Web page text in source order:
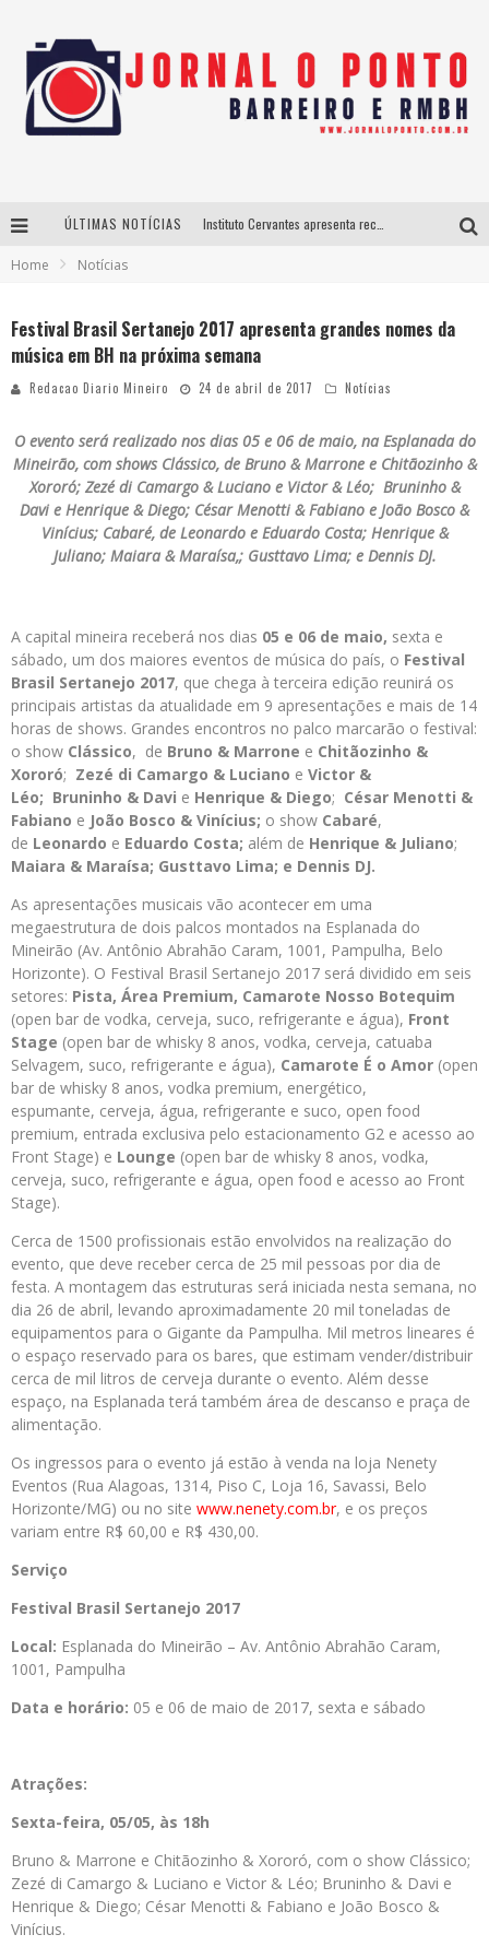
ÚLTIMAS NOTÍCIAS
Home Notícias
Festival Brasil Sertanejo 2017 apresenta grandes nomes da
música em BH na próxima semana
Redacao Diario Mineiro 24 de abril de 2017 Notícias
O evento será realizado nos dias 05 e 06 de maio, na Esplanada do
Mineirão, com shows Clássico, de Bruno & Marrone e Chitãozinho &
Xororó; Zezé di Camargo & Luciano e Victor & Léo; Bruninho &
Davi e Henrique & Diego; César Menotti & Fabiano e João Bosco &
Vinícius; Cabaré, de Leonardo e Eduardo Costa; Henrique &
Juliano; Maiara & Maraísa,; Gusttavo Lima; e Dennis DJ.
A capital mineira receberá nos dias 05 e 06 de maio, sexta e
sábado, um dos maiores eventos de música do país, o Festival
Brasil Sertanejo 2017, que chega à terceira edição reunirá os
principais artistas da atualidade em 9 apresentações e mais de 14
horas de shows. Grandes encontros no palco marcarão o festival:
o show Clássico, de Bruno & Marrone e Chitãozinho &
Xororó; Zezé di Camargo & Luciano e Victor &
Léo; Bruninho & Davi e Henrique & Diego; César Menotti &
Fabiano e João Bosco & Vinícius; o show Cabaré,
de Leonardo e Eduardo Costa; além de Henrique & Juliano;
Maiara & Maraísa; Gusttavo Lima; e Dennis DJ.
As apresentações musicais vão acontecer em uma
megaestrutura de dois palcos montados na Esplanada do
Mineirão (Av. Antônio Abrahão Caram, 1001, Pampulha, Belo
Horizonte). O Festival Brasil Sertanejo 2017 será dividido em seis
setores: Pista, Área Premium, Camarote Nosso Botequim
(open bar de vodka, cerveja, suco, refrigerante e água), Front
Stage (open bar de whisky 8 anos, vodka, cerveja, catuaba
Selvagem, suco, refrigerante e água), Camarote É o Amor (open
bar de whisky 8 anos, vodka premium, energético,
espumante, cerveja, água, refrigerante e suco, open food
premium, entrada exclusiva pelo estacionamento G2 e acesso ao
Front Stage) e Lounge (open bar de whisky 8 anos, vodka,
cerveja, suco, refrigerante e água, open food e acesso ao Front
Stage).
Cerca de 1500 profissionais estão envolvidos na realização do
evento, que deve receber cerca de 25 mil pessoas por dia de
festa. A montagem das estruturas será iniciada nesta semana, no
dia 26 de abril, levando aproximadamente 20 mil toneladas de
equipamentos para o Gigante da Pampulha. Mil metros lineares é
o espaço reservado para os bares, que estimam vender/distribuir
cerca de mil litros de cerveja durante o evento. Além desse
espaço, na Esplanada terá também área de descanso e praça de
alimentação.
Os ingressos para o evento já estão à venda na loja Nenety
Eventos (Rua Alagoas, 1314, Piso C, Loja 16, Savassi, Belo
Horizonte/MG) ou no site www.nenety.com.br, e os preços
variam entre R$ 60,00 e R$ 430,00.
Serviço
Festival Brasil Sertanejo 2017
Local: Esplanada do Mineirão – Av. Antônio Abrahão Caram,
1001, Pampulha
Data e horário: 05 e 06 de maio de 2017, sexta e sábado
Atrações:
Sexta-feira, 05/05, às 18h
Bruno & Marrone e Chitãozinho & Xororó, com o show Clássico;
Zezé di Camargo & Luciano e Victor & Léo; Bruninho & Davi e
Henrique & Diego; César Menotti & Fabiano e João Bosco &
Vinícius.